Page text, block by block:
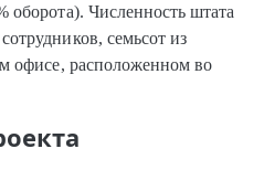
оборота). Численность штата
семьсот из
офисе, расположенном во